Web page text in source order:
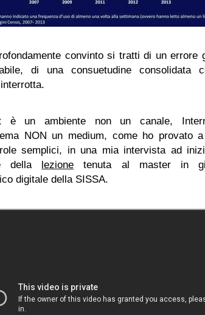
convinto si tratti di un errore
di una consuetudine consolidata
è un ambiente non un canale,
NON un medium, come ho provato
semplici, in una mia intervista ad
della lezione tenuta al master in
digitale della SISSA.